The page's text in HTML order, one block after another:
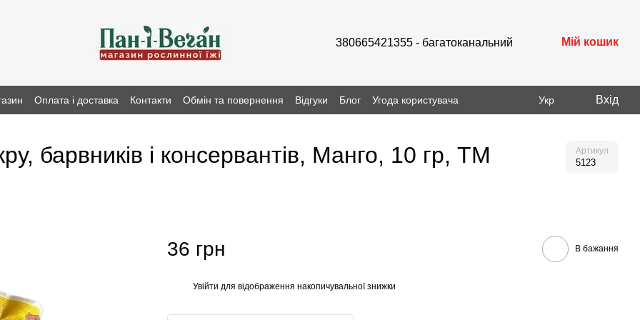
380665421355 - багатоканальний Мій кошик
Оплата і доставка Контакти Обмін та повернення Відгуки Блог Угода користувача Укр Вхід
барвників і консервантів, Манго, 10 гр, ТМ Артикул
5123
36 грн В бажання
Увійти для відображення накопичувальної знижки